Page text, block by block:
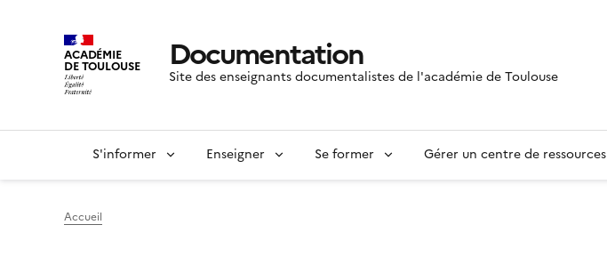
ACADÉMIE
DE TOULOUSE Documentation
Site des enseignants documentalistes de l'académie de Toulouse
S'informer Enseigner Se former Gérer un centre de ressources
Accueil